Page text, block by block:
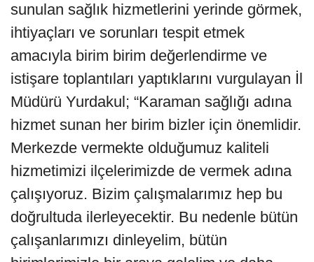
sunulan sağlık hizmetlerini yerinde görmek,
ihtiyaçları ve sorunları tespit etmek
amacıyla birim birim değerlendirme ve
istişare toplantıları yaptıklarını vurgulayan İl
Müdürü Yurdakul; “Karaman sağlığı adına
hizmet sunan her birim bizler için önemlidir.
Merkezde vermekte olduğumuz kaliteli
hizmetimizi ilçelerimizde de vermek adına
çalışıyoruz. Bizim çalışmalarımız hep bu
doğrultuda ilerleyecektir. Bu nedenle bütün
çalışanlarımızı dinleyelim, bütün